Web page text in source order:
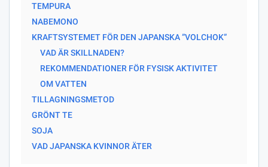
TEMPURA
NABEMONO
KRAFTSYSTEMET FÖR DEN JAPANSKA ”VOLCHOK”
VAD ÄR SKILLNADEN?
REKOMMENDATIONER FÖR FYSISK AKTIVITET
OM VATTEN
TILLAGNINGSMETOD
GRÖNT TE
SOJA
VAD JAPANSKA KVINNOR ÄTER